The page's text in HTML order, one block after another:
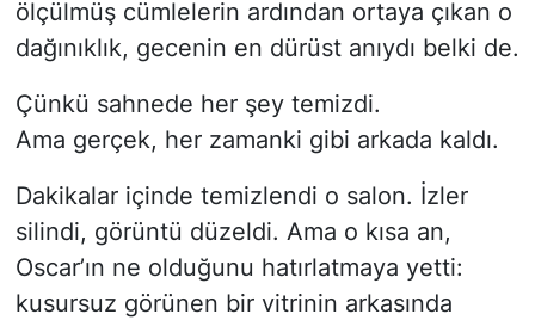
ölçülmüş cümlelerin ardından ortaya çıkan o
dağınıklık, gecenin en dürüst anıydı belki de.
Çünkü sahnede her şey temizdi.
Ama gerçek, her zamanki gibi arkada kaldı.
Dakikalar içinde temizlendi o salon. İzler
silindi, görüntü düzeldi. Ama o kısa an,
Oscar’ın ne olduğunu hatırlatmaya yetti:
kusursuz görünen bir vitrinin arkasında